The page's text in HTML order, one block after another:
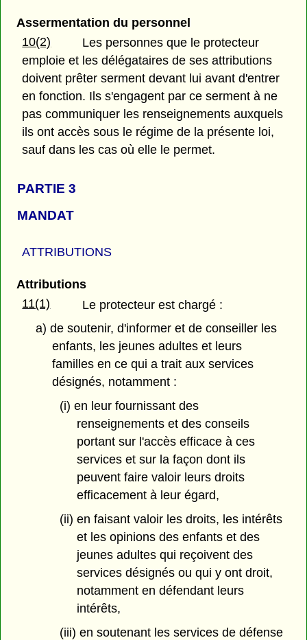
Assermentation du personnel
10(2)
Les personnes que le protecteur
emploie et les délégataires de ses attributions
doivent prêter serment devant lui avant d'entrer
en fonction. Ils s'engagent par ce serment à ne
pas communiquer les renseignements auxquels
ils ont accès sous le régime de la présente loi,
sauf dans les cas où elle le permet.
PARTIE 3
MANDAT
ATTRIBUTIONS
Attributions
11(1)
Le protecteur est chargé :
a) de soutenir, d'informer et de conseiller les
enfants, les jeunes adultes et leurs
familles en ce qui a trait aux services
désignés, notamment :
(i) en leur fournissant des
renseignements et des conseils
portant sur l'accès efficace à ces
services et sur la façon dont ils
peuvent faire valoir leurs droits
efficacement à leur égard,
(ii) en faisant valoir les droits, les intérêts
et les opinions des enfants et des
jeunes adultes qui reçoivent des
services désignés ou qui y ont droit,
notamment en défendant leurs
intérêts,
(iii) en soutenant les services de défense